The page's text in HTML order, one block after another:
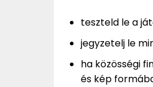
teszteld le a
jegyzetelj le
ha közösségi
és kép